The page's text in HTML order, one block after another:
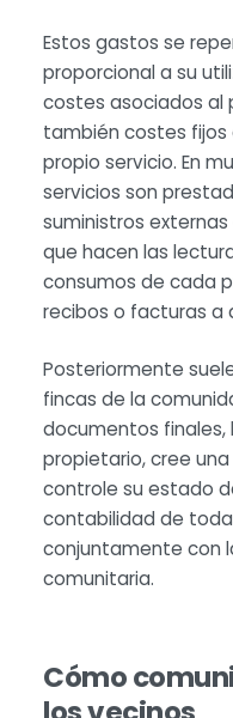
Estos gastos se
proporcional a su
costes asociados al
también costes
propio servicio. En
servicios son
suministros
que hacen las
consumos de cada
recibos o facturas a
Posteriormente
fincas de la
documentos finales,
propietario, cree
controle su estado
contabilidad de
conjuntamente con
comunitaria.
Cómo